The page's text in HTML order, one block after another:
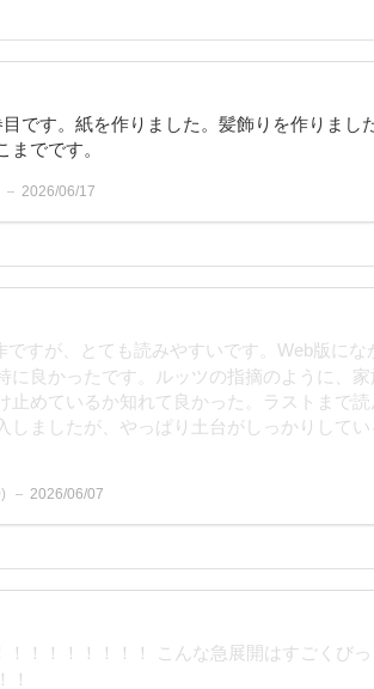
です。紙を作りました。髪飾りを作りまし
でです。
2026/06/17
ですが、とても読みやすいです。Web版にな
に良かったです。ルッツの指摘のように、
止めているか知れて良かった。ラストまで読
しましたが、やっぱり土台がしっかりしてい
) 2026/06/07
！！！！！！！ こんな急展開はすごくびっ
！